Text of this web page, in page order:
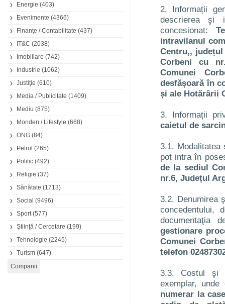
Energie (403)
Evenimente (4366)
Finanţe / Contabilitate (437)
IT&C (2038)
Imobiliare (742)
Industrie (1062)
Justiţie (610)
Media / Publicitate (1409)
Mediu (875)
Monden / Lifestyle (668)
ONG (84)
Petrol (265)
Politic (492)
Religie (37)
Sănătate (1713)
Social (9496)
Sport(577)
Ştiinţă / Cercetare (199)
Tehnologie (2245)
Turism (647)
2. Informații
descrierea şi
concesionat:
intravilanul
Centru,,
Corbeni cu
Comunei
desfășoară în
și ale Hotărârii
3. Informații
caietul de
3.1. Modalitatea
pot intra în
de la sediul
nr.6, Județul
3.2. Denumirea
concedentului,
documentaţia
gestionare
Comunei
telefon
3.3. Costul şi
exemplar,
numerar la